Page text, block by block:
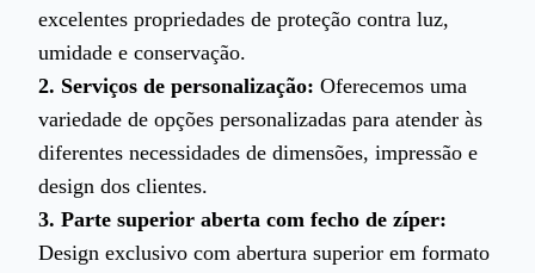
excelentes propriedades de proteção contra luz,
umidade e conservação.
2. Serviços de personalização: Oferecemos uma
variedade de opções personalizadas para atender às
diferentes necessidades de dimensões, impressão e
design dos clientes.
3. Parte superior aberta com fecho de zíper:
Design exclusivo com abertura superior em formato